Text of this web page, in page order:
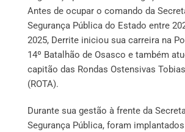
Antes de ocupar o comando da
Segurança Pública do Estado entre
2025, Derrite iniciou sua carreira na
14º Batalhão de Osasco e também
capitão das Rondas Ostensivas
(ROTA).
Durante sua gestão à frente da
Segurança Pública, foram